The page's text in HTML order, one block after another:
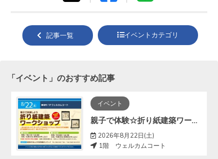
する る
記事一覧 イベントカテゴリ
「イベント 」のおすすめ記事
イベント
親子で体験☆折り紙建築ワークショップ
2026年8月22日(土)
1階 ウェルカムコート